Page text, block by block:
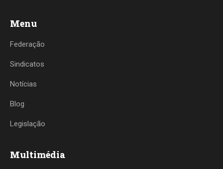
Menu
Federação
Sindicatos
Notícias
Blog
Legislação
Multimédia